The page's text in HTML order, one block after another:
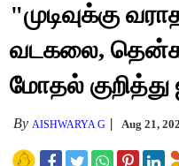
"முடிவுக்கு
வடகலை,
மோதல்
By AISHWARYA G Aug 21,